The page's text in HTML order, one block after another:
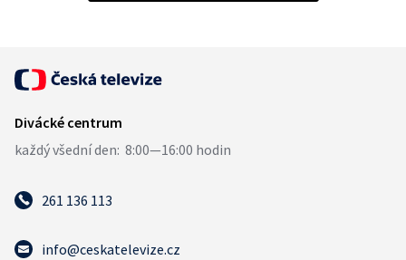
261 136 113
info@ceskatelevize.cz